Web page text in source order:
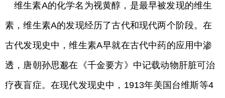
维生素A的化学名为视黄醇，是最早被发现的维生
素，维生素A的发现经历了古代和现代两个阶段。在
古代发现史中，维生素A早就在古代中药的应用中渗
透，唐朝孙思邈在《千金要方》中记载动物肝脏可治
疗夜盲症。在现代发现史中，1913年美国台维斯等4